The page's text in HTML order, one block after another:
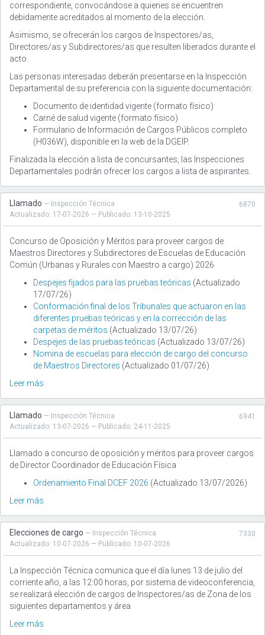
correspondiente, convocándose a quienes se encuentren
debidamente acreditados al momento de la elección.
Asimismo, se ofrecerán los cargos de Inspectores/as,
Directores/as y Subdirectores/as que resulten liberados durante el
acto.
Las personas interesadas deberán presentarse en la Inspección
Departamental de su preferencia con la siguiente documentación:
Documento de identidad vigente (formato físico)
Carné de salud vigente (formato físico)
Formulario de Información de Cargos Públicos completo
(H036W), disponible en la web de la DGEIP.
Finalizada la elección a lista de concursantes, las Inspecciones
Departamentales podrán ofrecer los cargos a lista de aspirantes.
6870
Llamado — Inspección Técnica
Actualizado: 17-07-2026 — Publicado: 13-10-2025
Concurso de Oposición y Méritos para proveer cargos de
Maestros Directores y Subdirectores de Escuelas de Educación
Común (Urbanas y Rurales con Maestro a cargo) 2026
Despejes fijados para las pruebas teóricas (Actualizado
17/07/26)
Conformación final de los Tribunales que actuaron en las
diferentes pruebas teóricas y en la corrección de las
carpetas de méritos (Actualizado 13/07/26)
Despejes de las pruebas teóricas (Actualizado 13/07/26)
Nomina de escuelas para elección de cargo del concurso
de Maestros Directores (Actualizado 01/07/26)
Leer más
6941
Llamado — Inspección Técnica
Actualizado: 13-07-2026 — Publicado: 24-11-2025
Llamado a concurso de oposición y méritos para proveer cargos
de Director Coordinador de Educación Física
Ordenamiento Final DCEF 2026 (Actualizado 13/07/2026)
Leer más
7330
Elecciones de cargo — Inspección Técnica
Actualizado: 10-07-2026 — Publicado: 10-07-2026
La Inspección Técnica comunica que el día lunes 13 de julio del
corriente año, a las 12:00 horas, por sistema de videoconferencia,
se realizará elección de cargos de Inspectores/as de Zona de los
siguientes departamentos y área
Leer más